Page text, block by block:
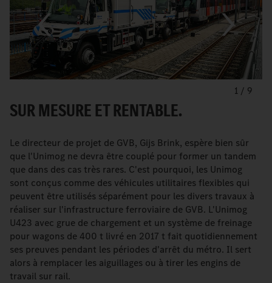
1 / 9
SUR MESURE ET RENTABLE.
Le directeur de projet de GVB, Gijs Brink, espère bien sûr
que l'Unimog ne devra être couplé pour former un tandem
que dans des cas très rares. C'est pourquoi, les Unimog
sont conçus comme des véhicules utilitaires flexibles qui
peuvent être utilisés séparément pour les divers travaux à
réaliser sur l'infrastructure ferroviaire de GVB. L'Unimog
U423 avec grue de chargement et un système de freinage
pour wagons de 400 t livré en 2017 t fait quotidiennement
ses preuves pendant les périodes d'arrêt du métro. Il sert
alors à remplacer les aiguillages ou à tirer les engins de
travail sur rail.